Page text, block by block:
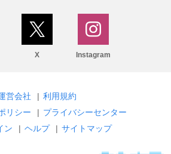
X Instagram
営会社 | 利用規約
リシー
| プライバシーセンター
ン
| ヘルプ | サイトマップ